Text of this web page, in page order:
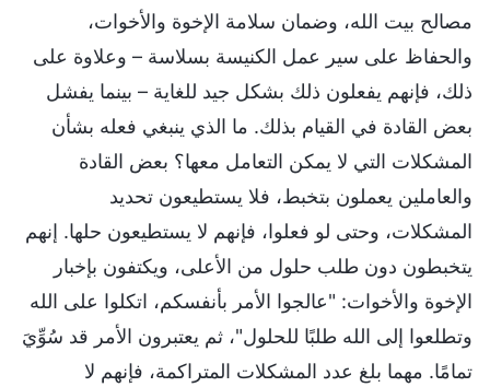
مصالح بيت الله، وضمان سلامة الإخوة والأخوات،
والحفاظ على سير عمل الكنيسة بسلاسة – وعلاوة على
ذلك، فإنهم يفعلون ذلك بشكل جيد للغاية – بينما يفشل
بعض القادة في القيام بذلك. ما الذي ينبغي فعله بشأن
المشكلات التي لا يمكن التعامل معها؟ بعض القادة
والعاملين يعملون بتخبط، فلا يستطيعون تحديد
المشكلات، وحتى لو فعلوا، فإنهم لا يستطيعون حلها. إنهم
يتخبطون دون طلب حلول من الأعلى، ويكتفون بإخبار
الإخوة والأخوات: "عالجوا الأمر بأنفسكم، اتكلوا على الله
وتطلعوا إلى الله طلبًا للحلول"، ثم يعتبرون الأمر قد سُوِّيَ
تمامًا. مهما بلغ عدد المشكلات المتراكمة، فإنهم لا